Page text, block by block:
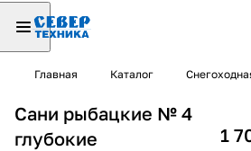
Главная Каталог
Сани рыбацкие № 4
глубокие
1